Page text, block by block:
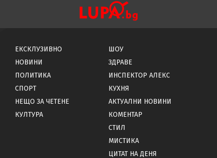
ЕКСКЛУЗИВНО
НОВИНИ
ПОЛИТИКА
СПОРТ
НЕЩО ЗА ЧЕТЕНЕ
КУЛТУРА
ШОУ
ЗДРАВЕ
ИНСПЕКТОР АЛЕКС
КУХНЯ
АКТУАЛНИ НОВИНИ
КОМЕНТАР
СТИЛ
МИСТИКА
ЦИТАТ НА ДЕНЯ